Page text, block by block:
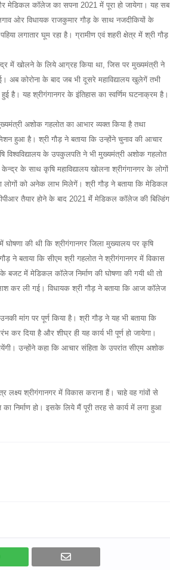
और मेडिकल कॉलेज का सपना 2021 में पूरा हो जायेगा। यह सब
ओर विधायक राजकुमार गौड़ के साथ नजदीकियों के
लगातार घूम रहा है। ग्रामीण एवं शहरी क्षेत्र में श्री गौड़
में खोलने के लिये आग्रह किया था, जिस पर मुख्यमंत्री ने
अब कोरोना के बाद जब भी दूसरे महाविद्यालय खुलेगें तभी
है। यह श्रीगंगानगर के इंतिहास का स्वर्णिम घटनाक्रम है।
अशोक गहलोत का आभार व्यक्त किया है तथा
हुआ है। श्री गौड़ ने बताया कि उन्होंने चुनाव की आचार
विश्वविद्यालय के उपकुलपति ने भी मुख्यमंत्री अशोक गहलोत
के साथ कृषि महाविद्यालय खोलना श्रीगंगानगर के लोगों
को अनेक लाभ मिलेगें। श्री गौड़ ने बताया कि मेडिकल
तैयार होने के बाद 2021 मेंं मेडिकल कॉलेज की बिल्डिंग
की थी कि श्रीगंगानगर जिला मुख्यालय पर कृषि
ने बताया कि सीएम श्री गहलोत ने श्रीगंगानगर में विकास
बजट में मेडिकल कॉलेज निर्माण की घोषणा की गयी थी तो
कर ली गई। विधायक श्री गौड़ ने बताया कि आज कॉलेज
मांग पर पूर्ण किया है। श्री गौड़ ने यह भी बताया कि
दिया है और शीघ्र ही यह कार्य भी पूर्ण हो जायेगा।
उन्होंने कहा कि आचार संहिता के उपरांत सीएम अशोक
श्रीगंगानगर में विकास कराना हैं। चाहे वह गांवों से
निर्माण हो। इसके लिये मैं पूरी तरह से कार्य में लगा हुआ